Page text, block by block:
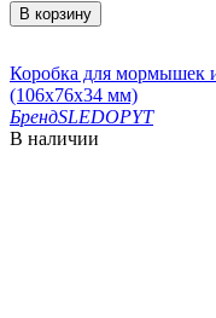
В корзину
Коробка для мормышек
(106х76х34 мм)
БрендSLEDOPYT
В наличии